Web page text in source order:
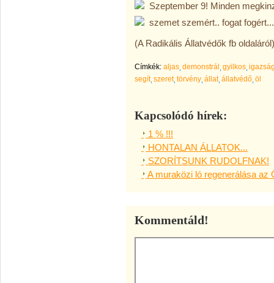
Szeptember 9! Minden
szemet szemért.. fogat fogért...
(A Radikális Állatvédők fb oldaláról)
Címkék: aljas demonstrál gyilkos
segít szeret törvény állat állatvédő öl
Kapcsolódó hírek:
1 % !!!
HONTALAN ÁLLATOK...
SZORÍTSUNK RUDOLFNAK!
A muraközi ló regenerálása az
Kommentáld!